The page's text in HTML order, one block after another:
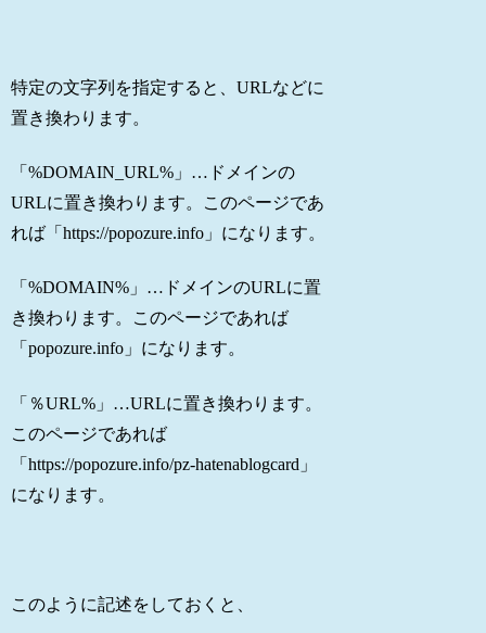
特定の文字列を指定すると、URLなどに
置き換わります。
「%DOMAIN_URL%」…ドメインの
URLに置き換わります。このページであ
れば「https://popozure.info」になります。
「%DOMAIN%」…ドメインのURLに置
き換わります。このページであれば
「popozure.info」になります。
「％URL%」…URLに置き換わります。
このページであれば
「https://popozure.info/pz-hatenablogcard」
になります。
このように記述をしておくと、